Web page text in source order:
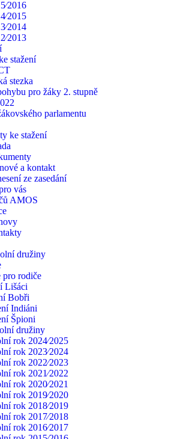
stažení
stezka
pro žáky 2. stupně
parlamentu
ke stažení
a kontakt
ze zasedání
vás
AMOS
družiny
pro rodiče
Lišáci
Bobři
Indiáni
Špioni
družiny
rok 2024⁄2025
rok 2023⁄2024
rok 2022⁄2023
rok 2021⁄2022
rok 2020⁄2021
rok 2019⁄2020
rok 2018⁄2019
rok 2017⁄2018
rok 2016⁄2017